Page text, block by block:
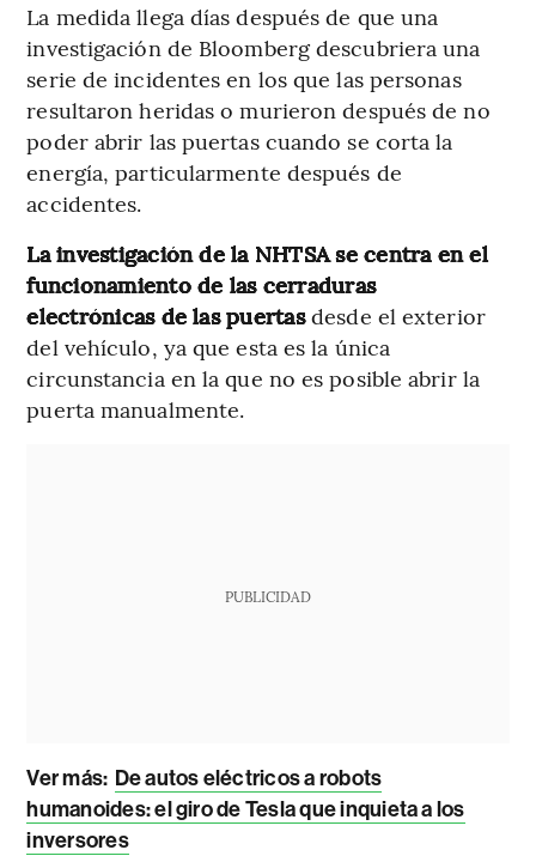
La medida llega días después de que una
investigación de Bloomberg descubriera una
serie de incidentes en los que las personas
resultaron heridas o murieron después de no
poder abrir las puertas cuando se corta la
energía, particularmente después de
accidentes.
La investigación de la NHTSA se centra en el
funcionamiento de las cerraduras
electrónicas de las puertasdesde el exterior
del vehículo, ya que esta es la única
circunstancia en la que no es posible abrir la
puerta manualmente.
PUBLICIDAD
Ver más: De autos eléctricos a robots
humanoides: el giro de Tesla que inquieta a los
inversores